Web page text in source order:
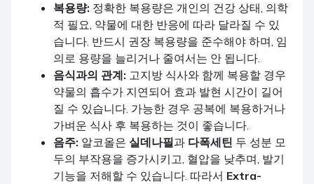
복용량: 정확한 복용량은 개인의 건강 상태, 의학
적 필요, 약물에 대한 반응에 따라 달라질 수 있
습니다. 반드시 권장 복용량을 준수해야 하며, 임
의로 용량을 늘리거나 줄여서는 안 됩니다.
음식과의 관계: 고지방 식사와 함께 복용할 경우
약물의 흡수가 지연되어 효과 발현 시간이 길어
질 수 있습니다. 가능한 경우 공복에 복용하거나
가벼운 식사 후 복용하는 것이 좋습니다.
음주: 알코올은 실데나필과 다폭세틴 두 성분 모
두의 부작용을 증가시키고, 혈압을 낮추며, 발기
기능을 저해할 수 있습니다. 따라서 Extra-